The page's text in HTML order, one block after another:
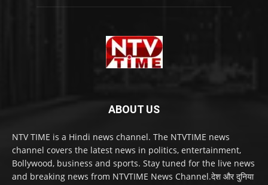
ABOUT US
NTV TIME is a Hindi news channel. The NTVTIME news
channel covers the latest news in politics, entertainment,
Bollywood, business and sports. Stay tuned for the live news
and breaking news from NTVTIME News Channel.देश और दुनिया